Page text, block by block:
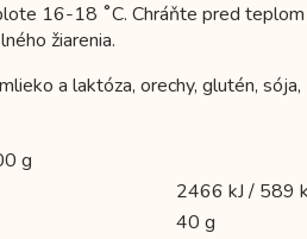
16-18 ˚C. Chráňte pred teplom
žiarenia.
a laktóza, orechy, glutén, sója,
g
2466 kJ / 589
40 g